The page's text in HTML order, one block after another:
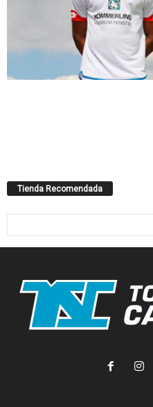
Tienda Recomendada